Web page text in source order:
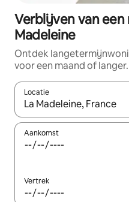
Verblijven van een
Madeleine
Ontdek
voor een maand of langer.
Locatie
Wanneer er resultaten
Aankomst
Vertrek